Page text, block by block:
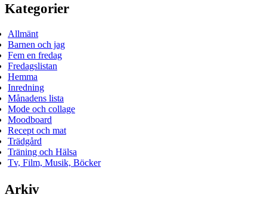
Kategorier
Allmänt
Barnen och jag
Fem en fredag
Fredagslistan
Hemma
Inredning
Månadens lista
Mode och collage
Moodboard
Recept och mat
Trädgård
Träning och Hälsa
Tv, Film, Musik, Böcker
Arkiv